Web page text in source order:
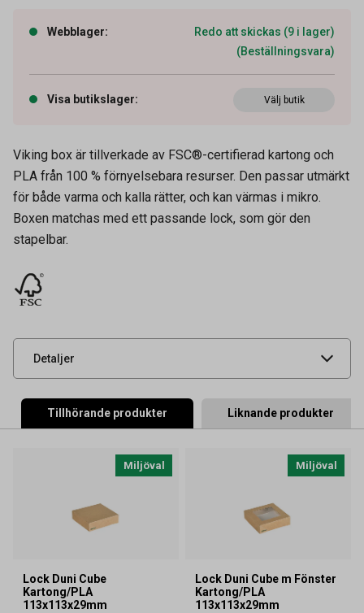
Webblager:
Redo att skickas (9 i lager)
(Beställningsvara)
Visa butikslager: Välj butik
Viking box är tillverkade av FSC®-certifierad kartong och
PLA från 100 % förnyelsebara resurser. Den passar utmärkt
för både varma och kalla rätter, och kan värmas i mikro.
Boxen matchas med ett passande lock, som gör den
stapelbar.
Detaljer
Artikelnummer
Tidigare artikelnummer
Leverantörens
UNSPSC 52151506
Tillhörande produkter Liknande produkter
Miljöval
Lock Duni Cube
Kartong/PLA
113x113x29mm
Miljöval
Lock Duni Cube m Fönster
Kartong/PLA
113x113x29mm